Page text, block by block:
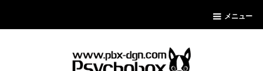
メニュー